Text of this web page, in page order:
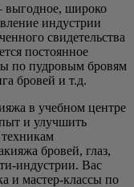
выгодное, широко
индустрии
свидетельства
постоянное
по пудровым бровям
бровей и т.д.
в учебном центре
и улучшить
бровей, глаз,
индустрии. Вас
и мастер-классы по